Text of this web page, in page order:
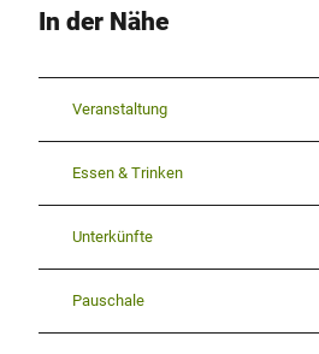
In der Nähe
Veranstaltung
Essen & Trinken
Unterkünfte
Pauschale